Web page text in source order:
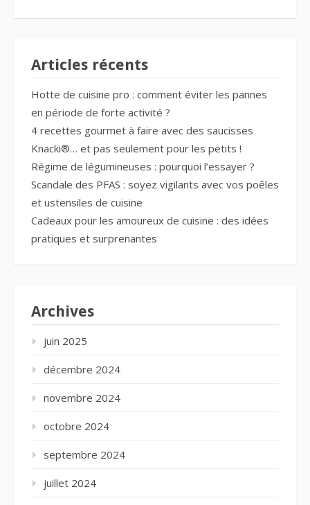
Articles récents
Hotte de cuisine pro : comment éviter les pannes
en période de forte activité ?
4 recettes gourmet à faire avec des saucisses
Knacki®… et pas seulement pour les petits !
Régime de légumineuses : pourquoi l’essayer ?
Scandale des PFAS : soyez vigilants avec vos poêles
et ustensiles de cuisine
Cadeaux pour les amoureux de cuisine : des idées
pratiques et surprenantes
Archives
juin 2025
décembre 2024
novembre 2024
octobre 2024
septembre 2024
juillet 2024